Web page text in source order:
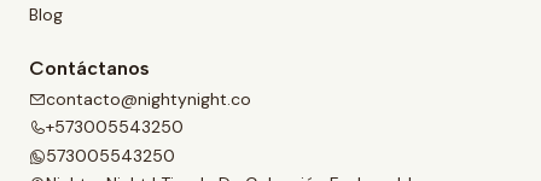
Blog
Contáctanos
contacto@nightynight.co
+573005543250
573005543250